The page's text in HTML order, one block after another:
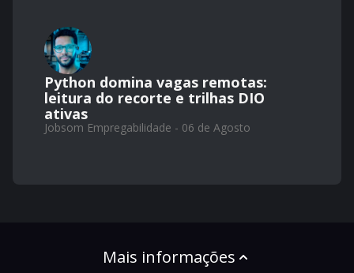
Python domina vagas remotas:
leitura do recorte e trilhas DIO
ativas
Jobsom Empregabilidade - 06 de Agosto
Mais informações